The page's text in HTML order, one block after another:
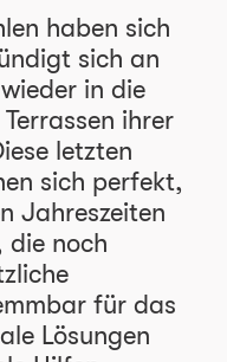
haben sich
sich an
in die
ihrer
letzten
sich perfekt,
Jahreszeiten
die noch
für das
Lösungen